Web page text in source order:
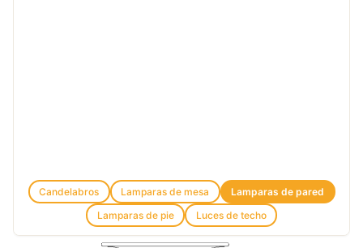
Candelabros Lamparas de mesa
Lamparas de pared
Lamparas de pie
Luces de techo